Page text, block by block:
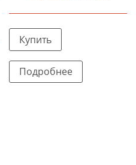
Купить
Подробнее